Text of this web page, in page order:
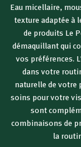
Eau micellaire,
texture adaptée à
de produits Le
démaquillant qui
vos préférences.
dans votre
naturelle de votre
soins pour votre
sont
combinaisons de
la